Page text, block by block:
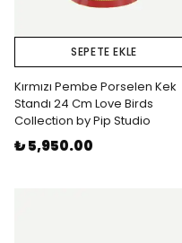
SEPETE EKLE
Kırmızı Pembe Porselen Kek
Standı 24 Cm Love Birds
Collection by Pip Studio
₺ 5,950.00